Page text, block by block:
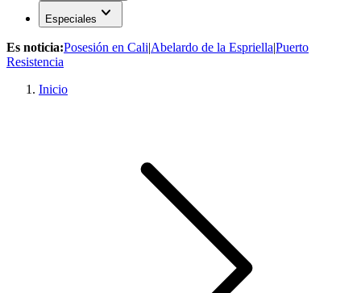
Especiales expand_more
Es noticia:Posesión en Cali|Abelardo de la Espriella|Puerto
Resistencia
Inicio